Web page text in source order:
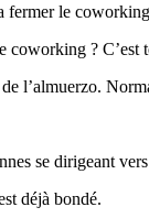
fermer le
coworking ? C’est
l’almuerzo.
se dirigeant
déjà bondé.